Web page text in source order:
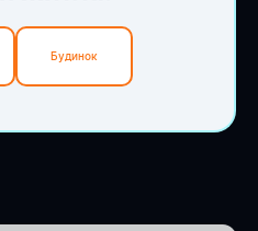
Будинок